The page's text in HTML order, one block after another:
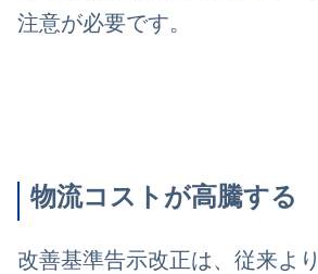
注意が必要です。
物流コストが高騰する
改善基準告示改正は、従来よ